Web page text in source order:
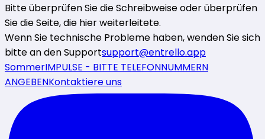
Bitte überprüfen Sie die Schreibweise oder überprüfen
Sie die Seite, die hier weiterleitete.
Wenn Sie technische Probleme haben, wenden Sie sich
bitte an den Supportsupport@entrello.app
SommerIMPULSE - BITTE TELEFONNUMMERN
ANGEBENKontaktiere uns